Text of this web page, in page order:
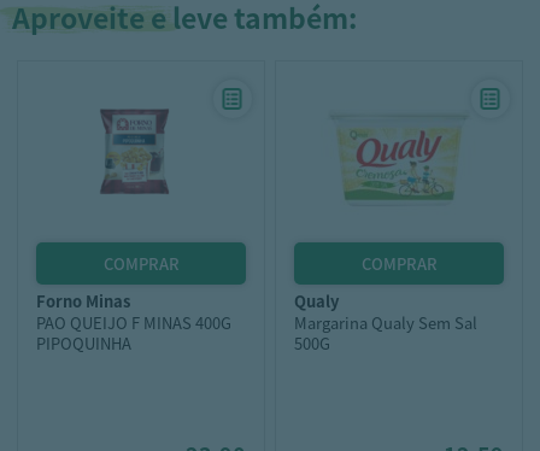
Aproveite e leve também:
forno minas
PAO QUEIJO F MINAS 400G
PIPOQUINHA
qualy
Margarina Qualy Sem Sal
500G